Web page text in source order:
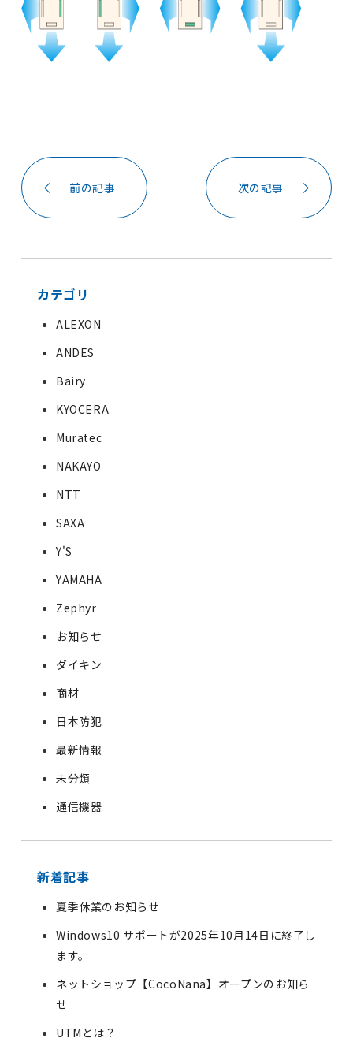
前の記事 次の記事
カテゴリ
ALEXON
ANDES
Bairy
KYOCERA
Muratec
NAKAYO
NTT
SAXA
Y'S
YAMAHA
Zephyr
お知らせ
ダイキン
商材
日本防犯
最新情報
未分類
通信機器
新着記事
夏季休業のお知らせ
Windows10 サポートが2025年10月14日に終了し
ます。
ネットショップ【CocoNana】オープンのお知ら
せ
UTMとは？